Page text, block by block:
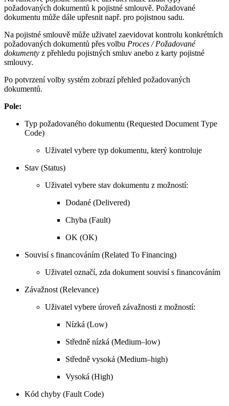
požadovaných dokumentů k pojistné smlouvě. Požadované
dokumentu může dále upřesnit např. pro pojistnou sadu.
Na pojistné smlouvě může uživatel zaevidovat kontrolu konkrétních
požadovaných dokumentů přes volbu Proces / Požadované
dokumenty z přehledu pojistných smluv anebo z karty pojistné
smlouvy.
Po potvrzení volby systém zobrazí přehled požadovaných
dokumentů.
Pole:
Typ požadovaného dokumentu (Requested Document Type
Code)
Uživatel vybere typ dokumentu, který kontroluje
Stav (Status)
Uživatel vybere stav dokumentu z možností:
Dodané (Delivered)
Chyba (Fault)
OK (OK)
Souvisí s financováním (Related To Financing)
Uživatel označí, zda dokument souvisí s financováním
Závažnost (Relevance)
Uživatel vybere úroveň závažnosti z možností:
Nízká (Low)
Středně nízká (Medium–low)
Středně vysoká (Medium–high)
Vysoká (High)
Kód chyby (Fault Code)